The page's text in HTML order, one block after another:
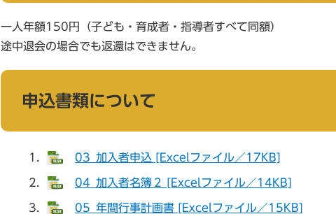
一人年額150円（子ども・育成者・指導者すべて同額）
途中退会の場合でも返還はできません。
申込書類について
03_加入者申込 [Excelファイル／17KB]
04_加入者名簿２ [Excelファイル／14KB]
05_年間行事計画書 [Excelファイル／15KB]